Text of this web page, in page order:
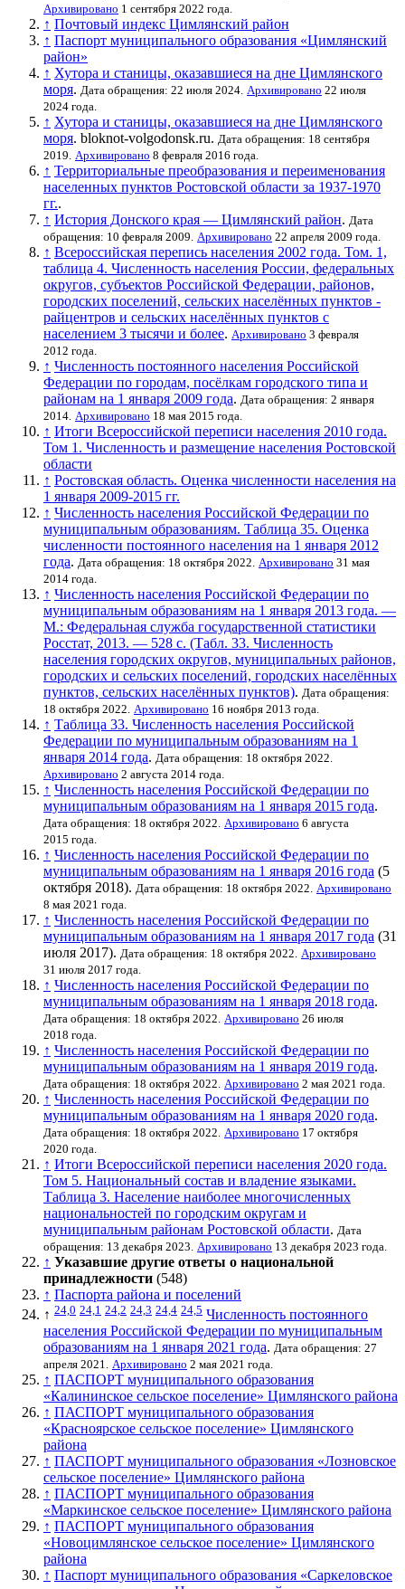
Архивировано 1 сентября 2022 года.
↑ Почтовый индекс Цимлянский район
↑ Паспорт муниципального образования «Цимлянский
район»
↑ Хутора и станицы, оказавшиеся на дне Цимлянского
моря. Дата обращения: 22 июля 2024. Архивировано 22 июля
2024 года.
↑ Хутора и станицы, оказавшиеся на дне Цимлянского
моря. bloknot-volgodonsk.ru. Дата обращения: 18 сентября
2019. Архивировано 8 февраля 2016 года.
↑ Территориальные преобразования и переименования
населенных пунктов Ростовской области за 1937-1970
гг..
↑ История Донского края — Цимлянский район. Дата
обращения: 10 февраля 2009. Архивировано 22 апреля 2009 года.
↑ Всероссийская перепись населения 2002 года. Том. 1,
таблица 4. Численность населения России, федеральных
округов, субъектов Российской Федерации, районов,
городских поселений, сельских населённых пунктов -
райцентров и сельских населённых пунктов с
населением 3 тысячи и более. Архивировано 3 февраля
2012 года.
↑ Численность постоянного населения Российской
Федерации по городам, посёлкам городского типа и
районам на 1 января 2009 года. Дата обращения: 2 января
2014. Архивировано 18 мая 2015 года.
↑ Итоги Всероссийской переписи населения 2010 года.
Том 1. Численность и размещение населения Ростовской
области
↑ Ростовская область. Оценка численности населения на
1 января 2009-2015 гг.
↑ Численность населения Российской Федерации по
муниципальным образованиям. Таблица 35. Оценка
численности постоянного населения на 1 января 2012
года. Дата обращения: 18 октября 2022. Архивировано 31 мая
2014 года.
↑ Численность населения Российской Федерации по
муниципальным образованиям на 1 января 2013 года. —
М.: Федеральная служба государственной статистики
Росстат, 2013. — 528 с. (Табл. 33. Численность
населения городских округов, муниципальных районов,
городских и сельских поселений, городских населённых
пунктов, сельских населённых пунктов). Дата обращения:
18 октября 2022. Архивировано 16 ноября 2013 года.
↑ Таблица 33. Численность населения Российской
Федерации по муниципальным образованиям на 1
января 2014 года. Дата обращения: 18 октября 2022.
Архивировано 2 августа 2014 года.
↑ Численность населения Российской Федерации по
муниципальным образованиям на 1 января 2015 года.
Дата обращения: 18 октября 2022. Архивировано 6 августа
2015 года.
↑ Численность населения Российской Федерации по
муниципальным образованиям на 1 января 2016 года (5
октября 2018). Дата обращения: 18 октября 2022. Архивировано
8 мая 2021 года.
↑ Численность населения Российской Федерации по
муниципальным образованиям на 1 января 2017 года (31
июля 2017). Дата обращения: 18 октября 2022. Архивировано
31 июля 2017 года.
↑ Численность населения Российской Федерации по
муниципальным образованиям на 1 января 2018 года.
Дата обращения: 18 октября 2022. Архивировано 26 июля
2018 года.
↑ Численность населения Российской Федерации по
муниципальным образованиям на 1 января 2019 года.
Дата обращения: 18 октября 2022. Архивировано 2 мая 2021 года.
↑ Численность населения Российской Федерации по
муниципальным образованиям на 1 января 2020 года.
Дата обращения: 18 октября 2022. Архивировано 17 октября
2020 года.
↑ Итоги Всероссийской переписи населения 2020 года.
Том 5. Национальный состав и владение языками.
Таблица 3. Население наиболее многочисленных
национальностей по городским округам и
муниципальным районам Ростовской области. Дата
обращения: 13 декабря 2023. Архивировано 13 декабря 2023 года.
↑ Указавшие другие ответы о национальной
принадлежности (548)
↑ Паспорта района и поселений
↑ 24,0 24,1 24,2 24,3 24,4 24,5 Численность постоянного
населения Российской Федерации по муниципальным
образованиям на 1 января 2021 года. Дата обращения: 27
апреля 2021. Архивировано 2 мая 2021 года.
↑ ПАСПОРТ муниципального образования
«Калининское сельское поселение» Цимлянского района
↑ ПАСПОРТ муниципального образования
«Красноярское сельское поселение» Цимлянского
района
↑ ПАСПОРТ муниципального образования «Лозновское
сельское поселение» Цимлянского района
↑ ПАСПОРТ муниципального образования
«Маркинское сельское поселение» Цимлянского района
↑ ПАСПОРТ муниципального образования
«Новоцимлянское сельское поселение» Цимлянского
района
↑ Паспорт муниципального образования «Саркеловское